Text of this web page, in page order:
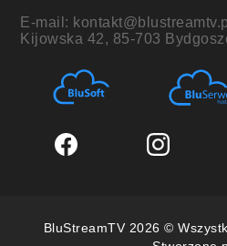
E-mail: kontakt@blustreamtv.pl
Kijowska 42, 85-703
BluStreamTV 2026 ©